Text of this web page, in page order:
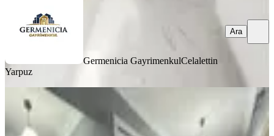
Germenicia GayrimenkulCelalettin
Yarpuz
Ara
Germenıcıa'dan Boğaziçi'nde Satılık
Geniş 3+1 Daire